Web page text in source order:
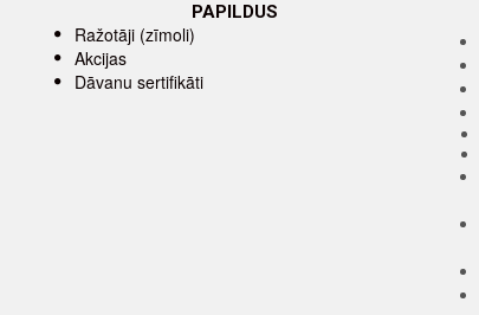
PAPILDUS
Ražotāji (zīmoli)
Akcijas
Dāvanu sertifikāti